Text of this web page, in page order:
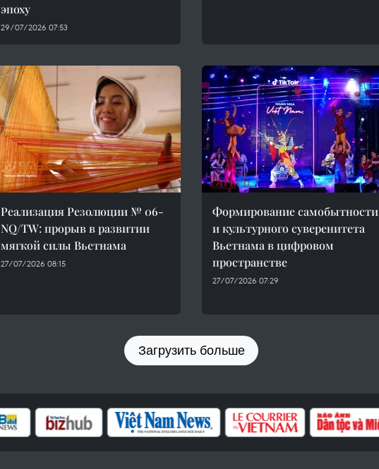
эпоху
29/07/2026 07:53
Реализация Резолюции № 06-
NQ/TW: прорыв в развитии
мягкой силы Вьетнама
27/07/2026 08:15
Формирование самобытности
и культурного суверенитета
Вьетнама в цифровом
пространстве
27/07/2026 07:29
Загрузить больше